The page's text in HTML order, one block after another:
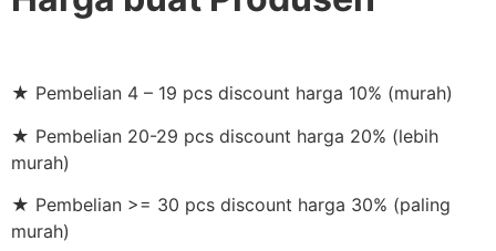
★ Pembelian 4 – 19 pcs discount harga 10% (murah)
★ Pembelian 20-29 pcs discount harga 20% (lebih
murah)
★ Pembelian >= 30 pcs discount harga 30% (paling
murah)